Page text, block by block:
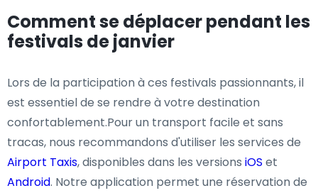
Comment se déplacer pendant les
festivals de janvier
Lors de la participation à ces festivals passionnants, il
est essentiel de se rendre à votre destination
confortablement.Pour un transport facile et sans
tracas, nous recommandons d'utiliser les services de
Airport Taxis, disponibles dans les versions iOS et
Android. Notre application permet une réservation de